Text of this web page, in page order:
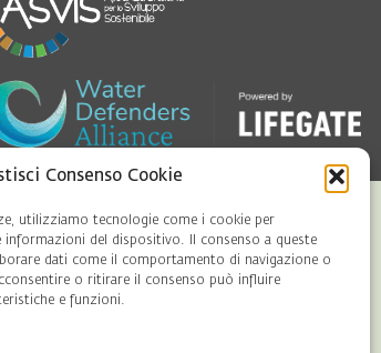
Consenso Cookie
utilizziamo tecnologie come i cookie per
informazioni del dispositivo. Il consenso a queste
dati come il comportamento di navigazione o
o ritirare il consenso può influire
e funzioni.